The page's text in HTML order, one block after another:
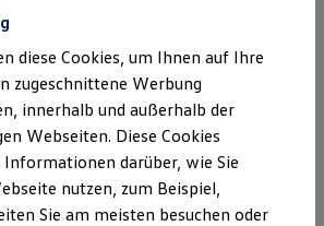
& Apps
App
für Ihren ID. Buzz
Connect für Ihren Transporter/Caravelle
für Ihren Amarok
für andere Modelle
Pro
Interface Data
Pathfinder
Software Updates
für Besitzer
diese Cookies, um Ihnen auf Ihre
zugeschnittene Werbung
innerhalb und außerhalb der
Webseiten. Diese Cookies
darüber, wie Sie
nutzen, zum Beispiel,
Sie am meisten besuchen oder